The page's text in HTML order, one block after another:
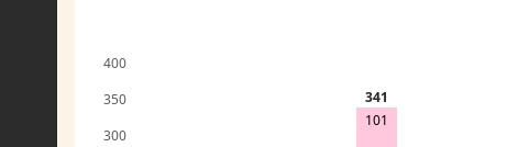
101
341
300
350
400